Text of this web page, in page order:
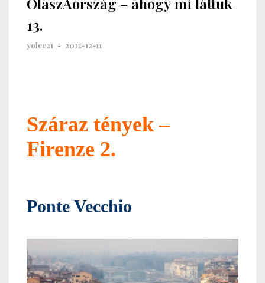
13.
yolee21 - 2012-12-11
Száraz tények –
Firenze 2.
Ponte Vecchio